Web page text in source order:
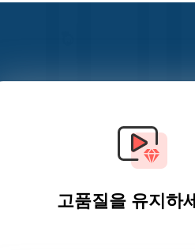
고품질을 유지하